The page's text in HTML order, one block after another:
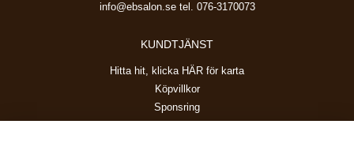
info@ebsalon.setel. 076-3170073
KUNDTJÄNST
Hitta hit, klicka HÄR för karta
Köpvillkor
Sponsring